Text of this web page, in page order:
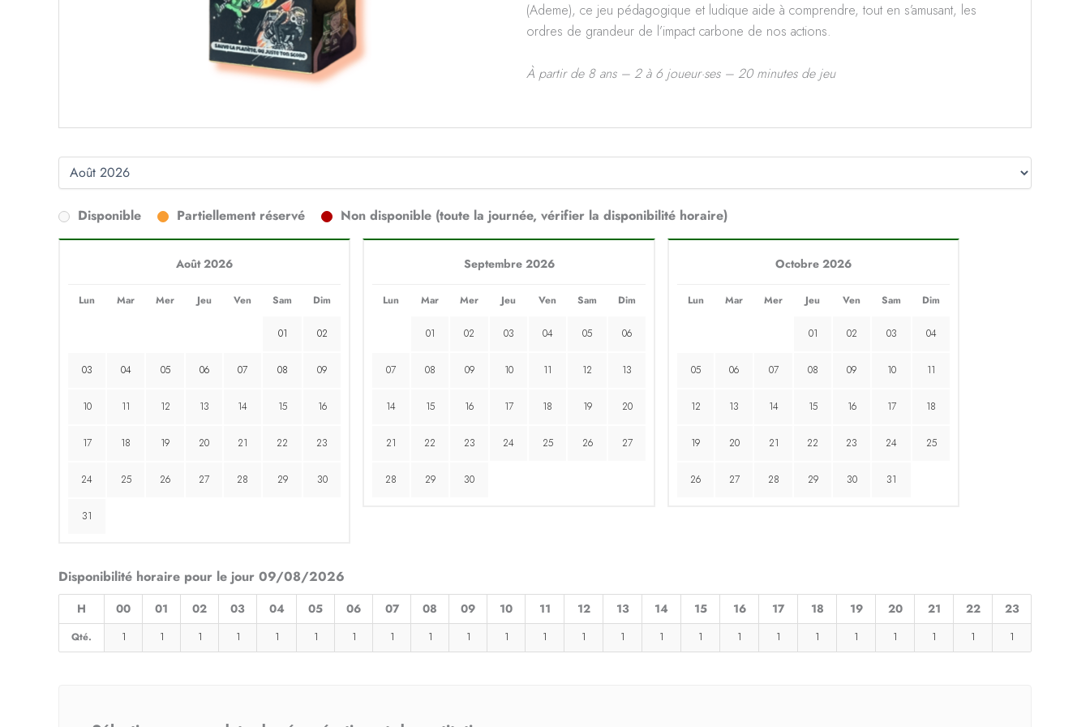
(Ademe), ce jeu pédagogique et ludique aide à comprendre, tout en s’amusant, les
ordres de grandeur de l’impact carbone de nos actions.
À partir de 8 ans – 2 à 6 joueur·ses – 20 minutes de jeu
Disponible Partiellement réservé Non disponible (toute la journée, vérifier la disponibilité horaire)
Août 2026
Lun Mar Mer Jeu Ven Sam Dim
01 02
03 04 05 06 07 08 09
10 11 12 13 14 15 16
17 18 19 20 21 22 23
24 25 26 27 28 29 30
31
Septembre 2026
Lun Mar Mer Jeu Ven Sam Dim
01 02 03 04 05 06
07 08 09 10 11 12 13
14 15 16 17 18 19 20
21 22 23 24 25 26 27
28 29 30
Octobre 2026
Lun Mar Mer Jeu Ven Sam Dim
01 02 03 04
05 06 07 08 09 10 11
12 13 14 15 16 17 18
19 20 21 22 23 24 25
26 27 28 29 30 31
Disponibilité horaire pour le jour 09/08/2026
H 00 01 02 03 04 05 06 07 08 09 10 11 12 13 14 15 16 17 18 19 20 21 22 23
Qté. 1 1 1 1 1 1 1 1 1 1 1 1 1 1 1 1 1 1 1 1 1 1 1 1